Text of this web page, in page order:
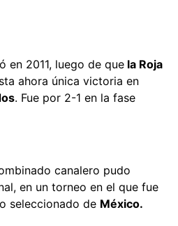
en 2011, luego de que la Roja
ahora única victoria en
. Fue por 2-1 en la fase
canalero pudo
en un torneo en el que fue
seleccionado de México.